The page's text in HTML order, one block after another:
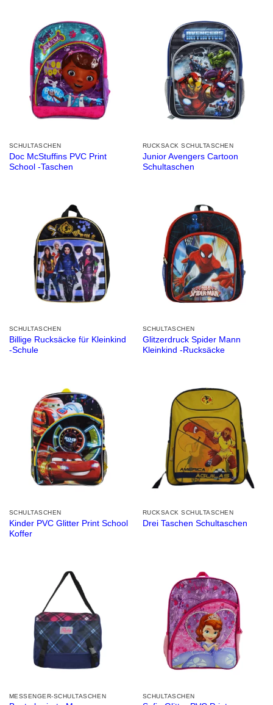
SCHULTASCHEN
Doc McStuffins PVC Print
School -Taschen
RUCKSACK SCHULTASCHEN
Junior Avengers Cartoon
Schultaschen
SCHULTASCHEN
Billige Rucksäcke für Kleinkind
-Schule
SCHULTASCHEN
Glitzerdruck Spider Mann
Kleinkind -Rucksäcke
SCHULTASCHEN
Kinder PVC Glitter Print School
Koffer
RUCKSACK SCHULTASCHEN
Drei Taschen Schultaschen
MESSENGER-SCHULTASCHEN SCHULTASCHEN